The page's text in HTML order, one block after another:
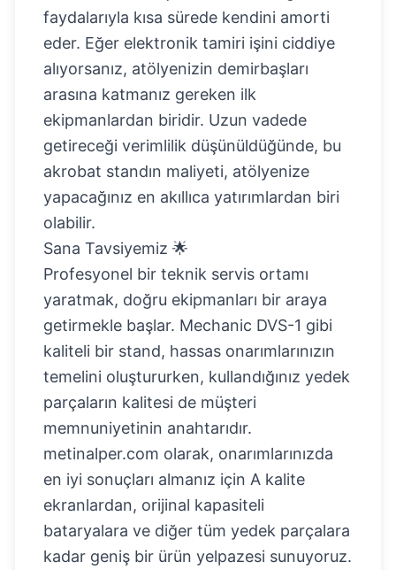
faydalarıyla kısa sürede kendini amorti
eder. Eğer elektronik tamiri işini ciddiye
alıyorsanız, atölyenizin demirbaşları
arasına katmanız gereken ilk
ekipmanlardan biridir. Uzun vadede
getireceği verimlilik düşünüldüğünde, bu
akrobat standın maliyeti, atölyenize
yapacağınız en akıllıca yatırımlardan biri
olabilir.
Sana Tavsiyemiz 🌟
Profesyonel bir teknik servis ortamı
yaratmak, doğru ekipmanları bir araya
getirmekle başlar. Mechanic DVS-1 gibi
kaliteli bir stand, hassas onarımlarınızın
temelini oluştururken, kullandığınız yedek
parçaların kalitesi de müşteri
memnuniyetinin anahtarıdır.
metinalper.com olarak, onarımlarınızda
en iyi sonuçları almanız için A kalite
ekranlardan, orijinal kapasiteli
bataryalara ve diğer tüm yedek parçalara
kadar geniş bir ürün yelpazesi sunuyoruz.